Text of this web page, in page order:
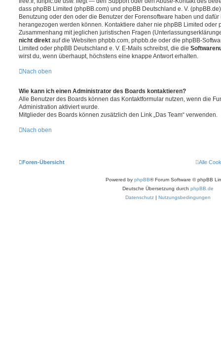
dass phpBB Limited (phpBB.com) und phpBB Deutschland e. V.
Benutzung oder den oder die Benutzer der Forensoftware haben und
herangezogen werden können. Kontaktiere daher nie phpBB Limited oder
Zusammenhang mit jeglichen juristischen Fragen
nicht direkt auf die Websiten phpbb.com, phpbb.de oder die phpBB-
Limited oder phpBB Deutschland e. V. E-Mails schreibst, die die
wirst du, wenn überhaupt, höchstens eine knappe Antwort erhalten.
Nach oben
Wie kann ich einen Administrator des Boards kontaktieren?
Alle Benutzer des Boards können das Kontaktformular nutzen, wenn die
Administration aktiviert wurde.
Mitglieder des Boards können zusätzlich den Link „Das Team“ verwenden.
Nach oben
Foren-Übersicht Alle
Powered by phpBB® Forum Software © phpBB
Deutsche Übersetzung durch phpBB.de
Datenschutz | Nutzungsbedingungen